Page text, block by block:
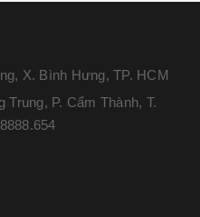
X. Bình Hưng, TP. HCM
Trung, P. Cẩm Thành, T.